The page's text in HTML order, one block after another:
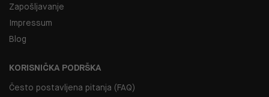
Zapošljavanje
Impressum
Blog
KORISNIČKA PODRŠKA
Često postavljena pitanja (FAQ)